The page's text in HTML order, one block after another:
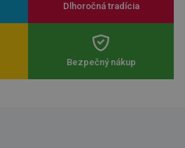
Dlhoročná tradícia
Bezpečný nákup